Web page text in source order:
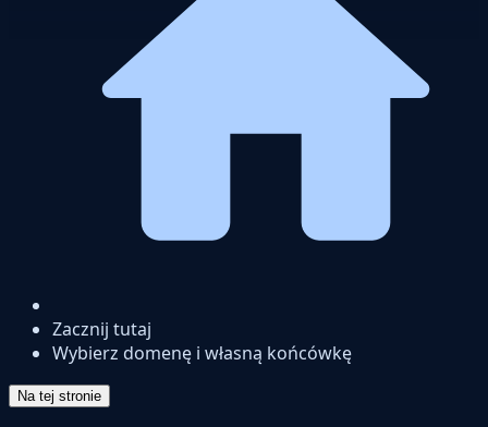
Zacznij tutaj
Wybierz domenę i własną końcówkę
Na tej stronie